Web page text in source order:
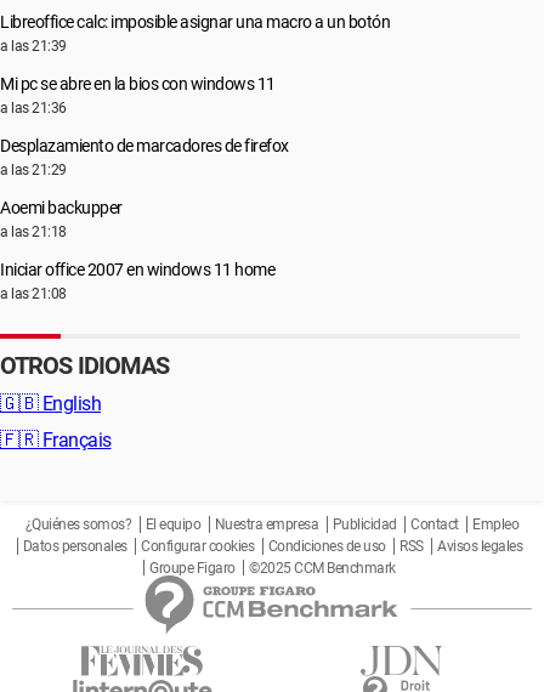
Libreoffice calc: imposible asignar una macro a un botón
a las 21:39
Mi pc se abre en la bios con windows 11
a las 21:36
Desplazamiento de marcadores de firefox
a las 21:29
Aoemi backupper
a las 21:18
Iniciar office 2007 en windows 11 home
a las 21:08
OTROS IDIOMAS
🇬🇧 English
🇫🇷 Français
¿Quiénes somos? El equipo Nuestra empresa Publicidad Contact
Empleo
Datos personales
Configurar cookies Condiciones de uso RSS
Avisos legales
Groupe Figaro
©2025 CCM Benchmark